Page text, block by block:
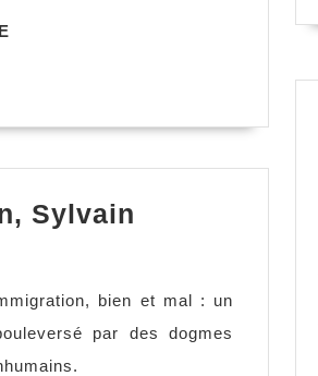
Sylvain
bien et mal : un
par des dogmes